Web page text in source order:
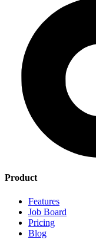
Product
Features
Job Board
Pricing
Blog